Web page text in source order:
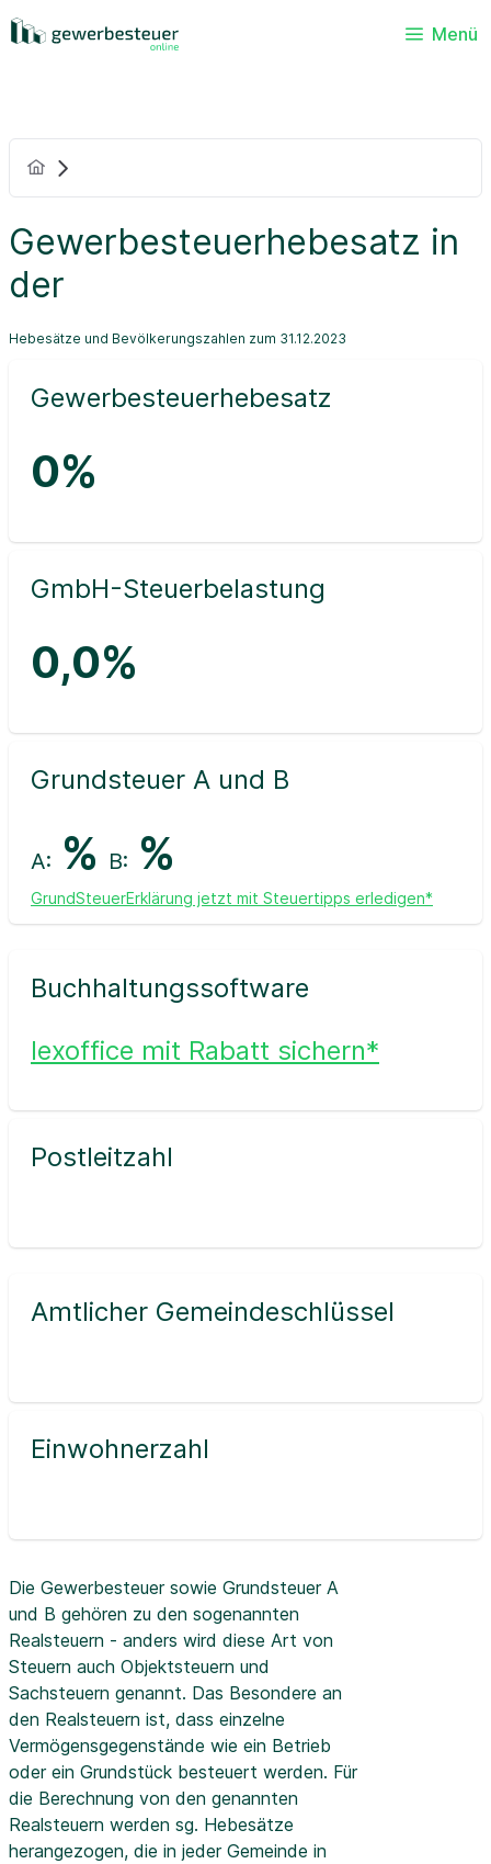
Menü
Gewerbesteuerhebesatz in
der
Hebesätze und Bevölkerungszahlen zum 31.12.2023
Gewerbesteuerhebesatz
0%
GmbH-Steuerbelastung
0,0%
Grundsteuer A und B
A: % B: %
GrundSteuerErklärung jetzt mit Steuertipps erledigen*
Buchhaltungssoftware
lexoffice mit Rabatt sichern*
Postleitzahl
Amtlicher Gemeindeschlüssel
Einwohnerzahl
Die Gewerbesteuer sowie Grundsteuer A
und B gehören zu den sogenannten
Realsteuern - anders wird diese Art von
Steuern auch Objektsteuern und
Sachsteuern genannt. Das Besondere an
den Realsteuern ist, dass einzelne
Vermögensgegenstände wie ein Betrieb
oder ein Grundstück besteuert werden. Für
die Berechnung von den genannten
Realsteuern werden sg. Hebesätze
herangezogen, die in jeder Gemeinde in